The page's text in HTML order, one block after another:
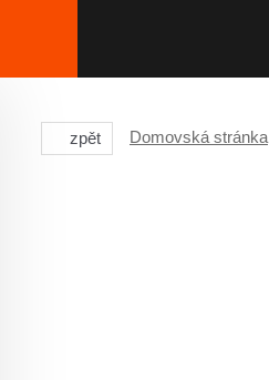
zpět Domovská stránka